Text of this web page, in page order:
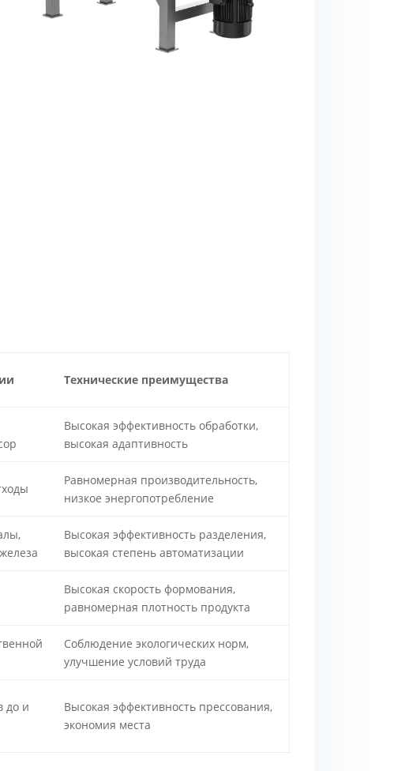
Технические преимущества
Высокая эффективность обработки,
высокая адаптивность
Равномерная производительность,
низкое энергопотребление
Высокая эффективность разделения,
высокая степень автоматизации
Высокая скорость формования,
равномерная плотность продукта
Соблюдение экологических норм,
улучшение условий труда
до и
Высокая эффективность прессования,
экономия места